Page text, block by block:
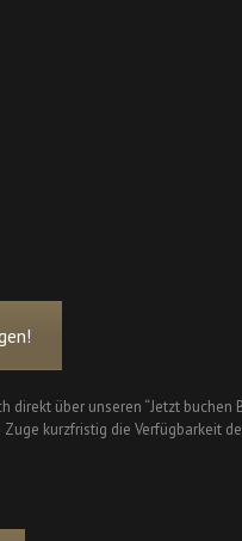
über unseren “Jetzt buchen
kurzfristig die Verfügbarkeit